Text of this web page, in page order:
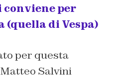
conviene per
(quella di Vespa)
per questa
Salvini